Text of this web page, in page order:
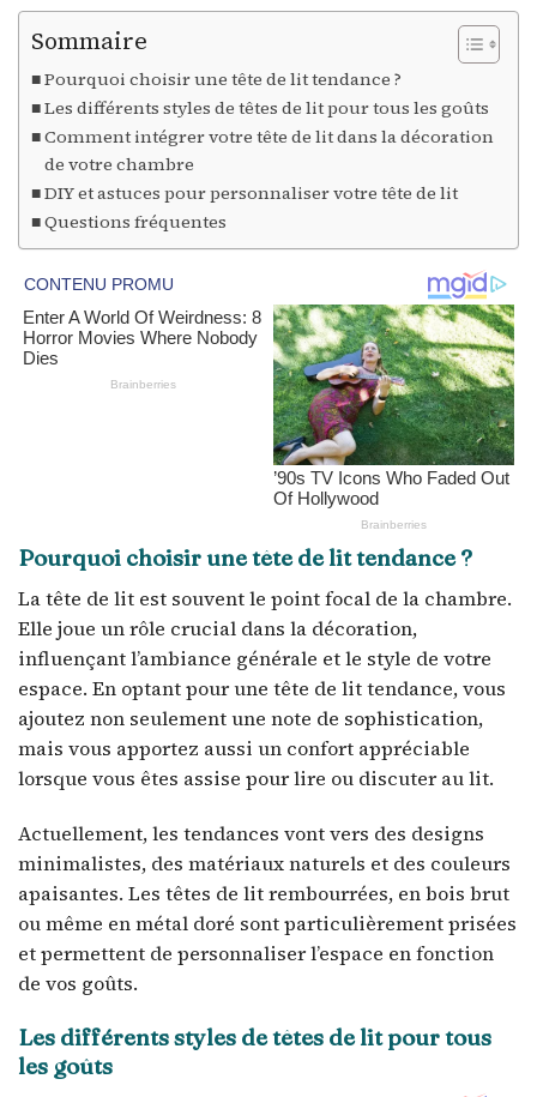
Sommaire
Pourquoi choisir une tête de lit tendance ?
Les différents styles de têtes de lit pour tous les goûts
Comment intégrer votre tête de lit dans la décoration
de votre chambre
DIY et astuces pour personnaliser votre tête de lit
Questions fréquentes
Pourquoi choisir une tête de lit tendance ?
La tête de lit est souvent le point focal de la chambre.
Elle joue un rôle crucial dans la décoration,
influençant l’ambiance générale et le style de votre
espace. En optant pour une tête de lit tendance, vous
ajoutez non seulement une note de sophistication,
mais vous apportez aussi un confort appréciable
lorsque vous êtes assise pour lire ou discuter au lit.
Actuellement, les tendances vont vers des designs
minimalistes, des matériaux naturels et des couleurs
apaisantes. Les têtes de lit rembourrées, en bois brut
ou même en métal doré sont particulièrement prisées
et permettent de personnaliser l’espace en fonction
de vos goûts.
Les différents styles de têtes de lit pour tous
les goûts